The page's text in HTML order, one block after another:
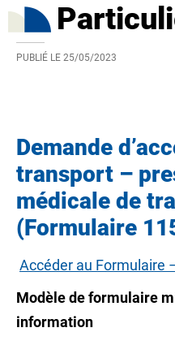
PUBLIÉ LE 25/05/2023
Demande
transport –
médicale de
(Formulaire
Accéder au Formulaire
Modèle de formulaire
information